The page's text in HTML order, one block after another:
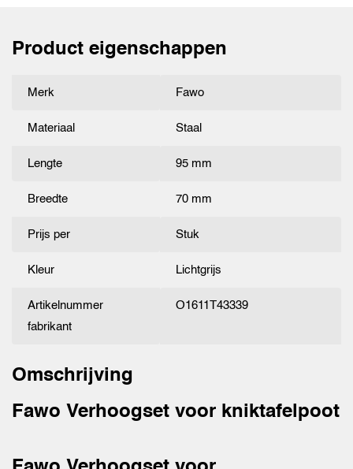
Product eigenschappen
Merk Fawo
Materiaal Staal
Lengte 95 mm
Breedte 70 mm
Prijs per Stuk
Kleur Lichtgrijs
Artikelnummer
fabrikant
O1611T43339
Omschrijving
Fawo Verhoogset voor kniktafelpoot